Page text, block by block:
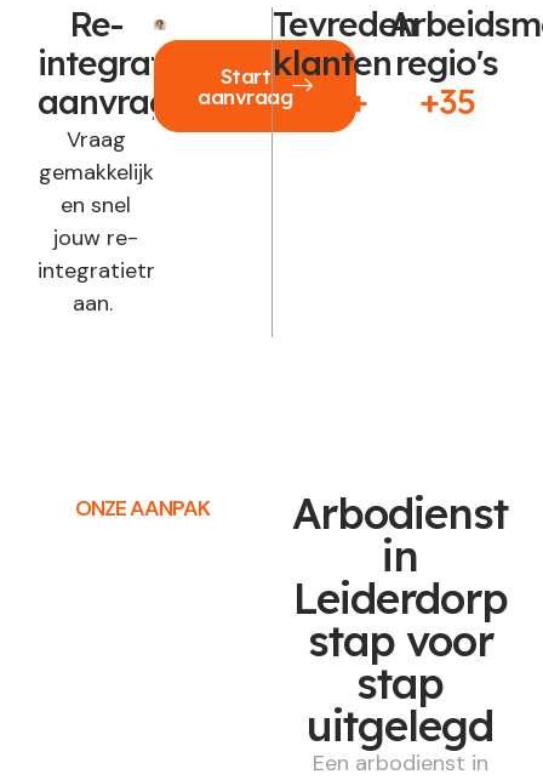
Re-
integratie
aanvragen?
Vraag
gemakkelijk
en snel
jouw re-
integratietraject
aan.
Start
aanvraag
Tevreden
klanten
250+
regio's
+35
ONZE AANPAK Arbodienst
in
Leiderdorp
stap voor
stap
uitgelegd
Een arbodienst in